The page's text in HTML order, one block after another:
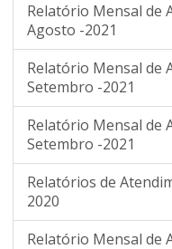
Relatório Mensal de
Agosto -2021
Relatório Mensal de
Setembro -2021
Relatório Mensal de
Setembro -2021
Relatórios de
2020
Relatório Mensal de